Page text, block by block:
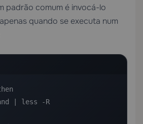
padrão comum é invocá-lo
quando se executa num